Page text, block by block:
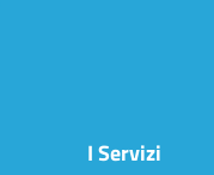
I Servizi